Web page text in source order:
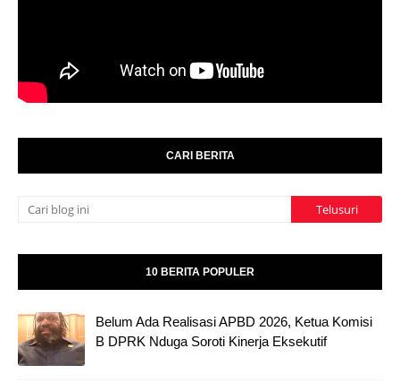
CARI BERITA
10 BERITA POPULER
Belum Ada Realisasi APBD 2026, Ketua Komisi
B DPRK Nduga Soroti Kinerja Eksekutif